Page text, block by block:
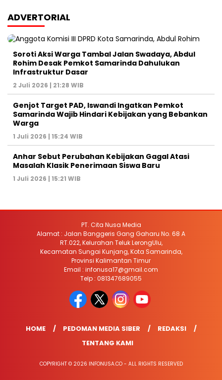
ADVERTORIAL
Soroti Aksi Warga Tambal Jalan Swadaya, Abdul
Rohim Desak Pemkot Samarinda Dahulukan
Infrastruktur Dasar
2 Juli 2026 | 21:28 WIB
Genjot Target PAD, Iswandi Ingatkan Pemkot
Samarinda Wajib Hindari Kebijakan yang Bebankan
Warga
1 Juli 2026 | 15:24 WIB
Anhar Sebut Perubahan Kebijakan Gagal Atasi
Masalah Klasik Penerimaan Siswa Baru
1 Juli 2026 | 15:21 WIB
PT. Cita Nusa Media
Alamat : Jalan Banggeris Gang Gaharu No. 68 A
RT.022, Kelurahan Teluk LerongUlu,
Kecamatan Sungai Kunjang, Kota Samarinda,
Provinsi Kalimantan Timur
Email : infonusa17@gmail.com
Telp : 081347689055
HOME PEDOMAN MEDIA SIBER
REDAKSI
TENTANG KAMI
COPYRIGHT © 2026 INFONUSA.CO - ALL RIGHTS RESERVED